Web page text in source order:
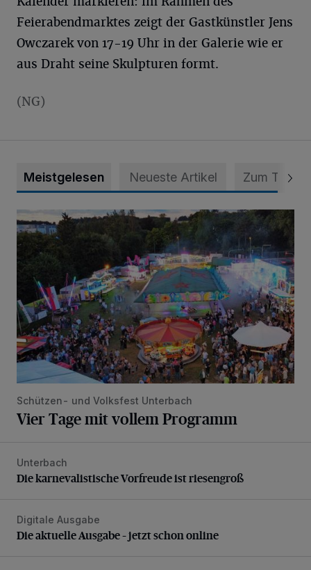
Feierabendmarktes zeigt der Gastkünstler Jens
Owczarek von 17-19 Uhr in der Galerie wie er
aus Draht seine Skulpturen formt.
(NG)
Meistgelesen Neueste Artikel Zum Thema
Vier Tage mit vollem Programm
Schützen- und Volksfest Unterbach
Vier Tage mit vollem Programm
Die karnevalistische Vorfreude ist riesengroß
Unterbach
Die karnevalistische Vorfreude ist riesengroß
Die aktuelle Ausgabe – jetzt schon online
Digitale Ausgabe
Die aktuelle Ausgabe – jetzt schon online